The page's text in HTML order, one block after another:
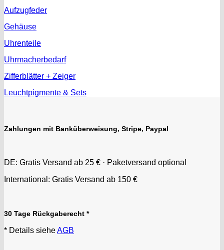
Aufzugfeder
Gehäuse
Uhrenteile
Uhrmacherbedarf
Zifferblätter + Zeiger
Leuchtpigmente & Sets
Zahlungen mit Banküberweisung, Stripe, Paypal
DE: Gratis Versand ab 25 € · Paketversand optional
International: Gratis Versand ab 150 €
30 Tage Rückgaberecht *
* Details sieheAGB